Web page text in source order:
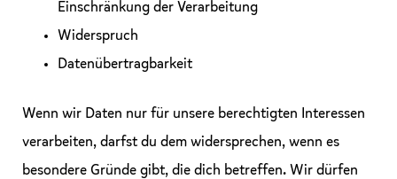
Einschränkung der Verarbeitung
Widerspruch
Datenübertragbarkeit
Wenn wir Daten nur für unsere berechtigten Interessen
verarbeiten, darfst du dem widersprechen, wenn es
besondere Gründe gibt, die dich betreffen. Wir dürfen